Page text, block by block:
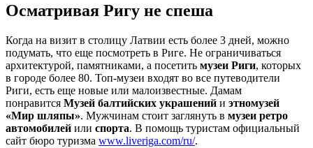
Осматривая Ригу не спеша
Когда на визит в столицу Латвии есть более 3 дней, можно
подумать, что еще посмотреть в Риге. Не ограничиваться
архитектурой, памятниками, а посетить музеи Риги, которых
в городе более 80. Топ-музеи входят во все путеводители
Риги, есть еще новые или малоизвестные. Дамам
понравится Музей балтийских украшений и этномузей
«Мир шляпы». Мужчинам стоит заглянуть в музеи ретро
автомобилей или спорта. В помощь туристам официальный
сайт бюро туризма www.liveriga.com/ru/.